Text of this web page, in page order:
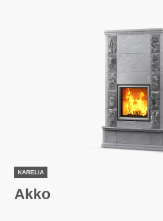
KARELIA
Akko